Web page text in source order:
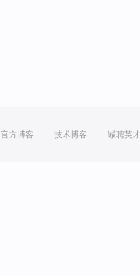
官方博客 技术博客 诚聘英才